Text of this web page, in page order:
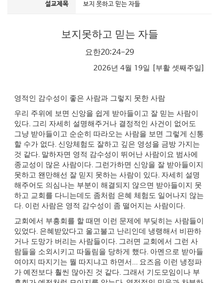
설교제목 보지 못하고 믿는 자들
보지못하고 믿는 자들
요한20:24-29
2026년 4월 19일 부활 셋째주일
영적인 감수성이 좋은 사람과 그렇지 못한 사람
우리 주위에 보면 신앙을 쉽게 받아들이고 잘 믿는 사람이
있다. 그리 자세히 설명해주거나 결정적인 사건이 없어도
그냥 받아들이고 순순히 따라오는 사람을 보면 그렇게 신통
할 수가 없다. 신앙체험도 잘하고 깊은 영성을 금방 가지는
것 같다. 말하자면 영적 감수성이 뛰어난 사람이요 범사에
종교성이 많은 사람이다. 그런가하면 신앙을 잘 받아들이지
못하고 왠만해선 잘 믿지 못하는 사람이 있다. 자세히 설명
해주어도 의심나는 부분이 해결되지 않으면 받아들이지 못
하고 교회를 다니는데도 좀처럼 은혜 체험도 일어나지 않는
다. 이런 사람은 영적 감수성이 좀 떨어지는 사람이다.
교회에서 부흥회를 할 때면 이런 문제에 부딪히는 사람들이
있었다. 은혜받았다고 울고불고 난리인데 냉랭해서 비판하
거나 도망가 버리는 사람들이다. 그러면 교회에서 그런 사
람들을 소외시키고 따돌림을 당하게 했다. 아멘으로 받아들
여야지 따지기는 뭘 따지냐고 하면서 ... 요즈음 이런 냉정파
가 예전보다 훨씬 많아진 것 같다. 그래서 기도모임이나 부